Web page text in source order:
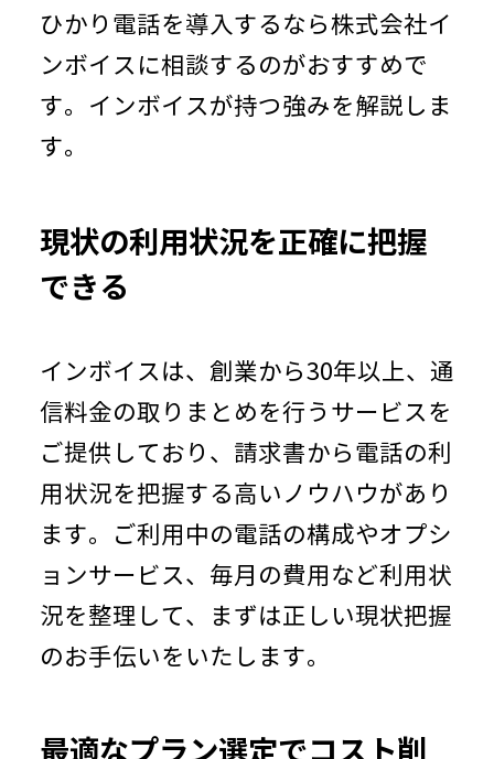
ひかり電話を導入するなら株式会社イ
ンボイスに相談するのがおすすめで
す。インボイスが持つ強みを解説しま
す。
現状の利用状況を正確に把握
できる
インボイスは、創業から30年以上、通
信料金の取りまとめを行うサービスを
ご提供しており、請求書から電話の利
用状況を把握する高いノウハウがあり
ます。ご利用中の電話の構成やオプシ
ョンサービス、毎月の費用など利用状
況を整理して、まずは正しい現状把握
のお手伝いをいたします。